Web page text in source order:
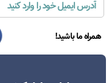
همراه ما باشید!